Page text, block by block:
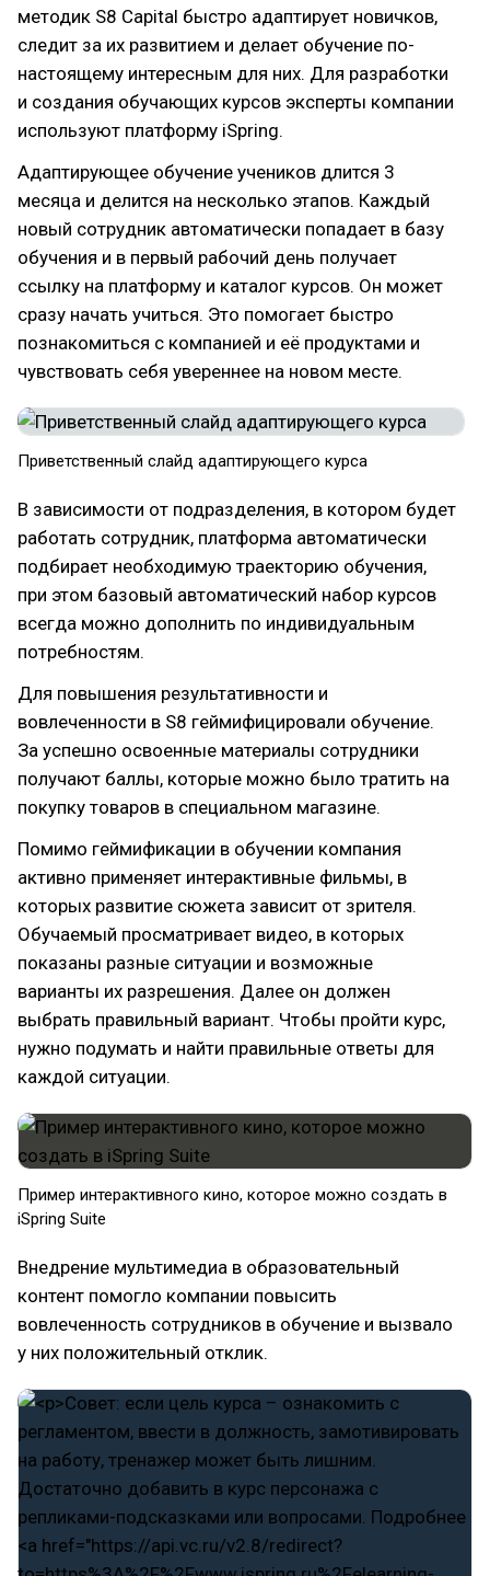
методик S8 Capital быстро адаптирует новичков,
следит за их развитием и делает обучение по-
настоящему интересным для них. Для разработки
и создания обучающих курсов эксперты компании
используют платформу iSpring.
Адаптирующее обучение учеников длится 3
месяца и делится на несколько этапов. Каждый
новый сотрудник автоматически попадает в базу
обучения и в первый рабочий день получает
ссылку на платформу и каталог курсов. Он может
сразу начать учиться. Это помогает быстро
познакомиться с компанией и её продуктами и
чувствовать себя увереннее на новом месте.
Приветственный слайд адаптирующего курса
В зависимости от подразделения, в котором будет
работать сотрудник, платформа автоматически
подбирает необходимую траекторию обучения,
при этом базовый автоматический набор курсов
всегда можно дополнить по индивидуальным
потребностям.
Для повышения результативности и
вовлеченности в S8 геймифицировали обучение.
За успешно освоенные материалы сотрудники
получают баллы, которые можно было тратить на
покупку товаров в специальном магазине.
Помимо геймификации в обучении компания
активно применяет интерактивные фильмы, в
которых развитие сюжета зависит от зрителя.
Обучаемый просматривает видео, в которых
показаны разные ситуации и возможные
варианты их разрешения. Далее он должен
выбрать правильный вариант. Чтобы пройти курс,
нужно подумать и найти правильные ответы для
каждой ситуации.
Пример интерактивного кино, которое можно создать в
iSpring Suite
Внедрение мультимедиа в образовательный
контент помогло компании повысить
вовлеченность сотрудников в обучение и вызвало
у них положительный отклик.